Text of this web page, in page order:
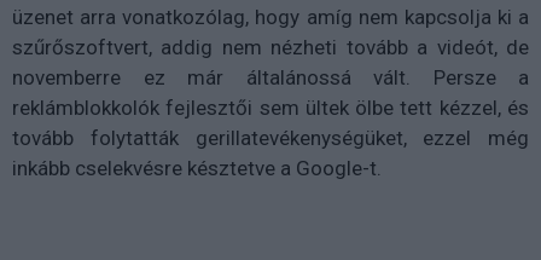
üzenet arra vonatkozólag, hogy amíg nem kapcsolja ki a
szűrőszoftvert, addig nem nézheti tovább a videót, de
novemberre ez már általánossá vált. Persze a
reklámblokkolók fejlesztői sem ültek ölbe tett kézzel, és
tovább folytatták gerillatevékenységüket, ezzel még
inkább cselekvésre késztetve a Google-t.